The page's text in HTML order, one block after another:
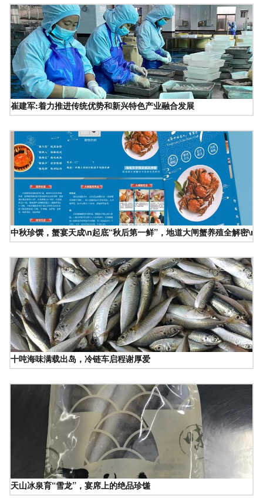
崔建军:着力推进传统优势和新兴特色产业融合发展
中秋珍馔，蟹宴天成\n起底“秋后第一鲜”，地道大闸蟹养殖全解密
十吨海味满载出岛，冷链车启程谢厚爱
天山冰泉育“雪龙”，宴席上的绝品珍馐